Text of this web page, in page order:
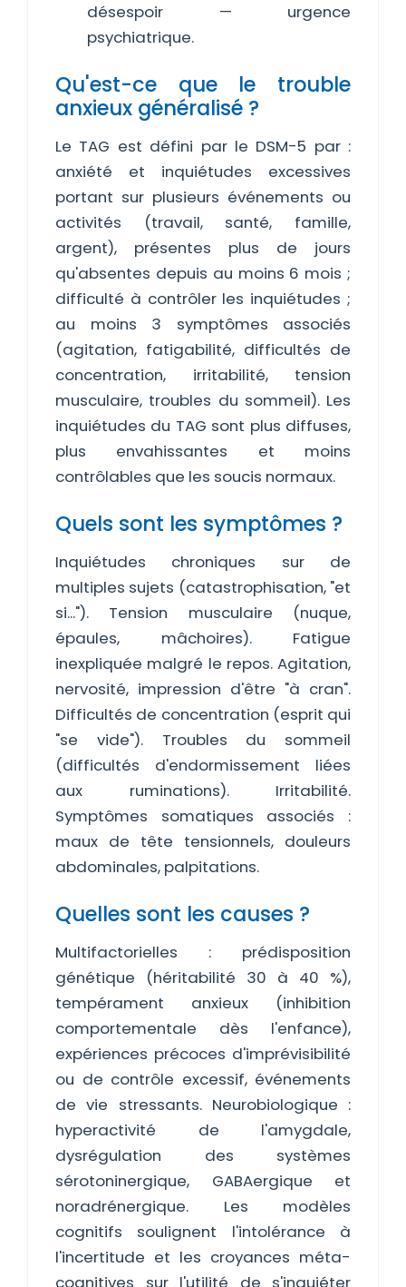
désespoir — urgence
psychiatrique.
Qu'est-ce que le trouble
anxieux généralisé ?
Le TAG est défini par le DSM-5 par :
anxiété et inquiétudes excessives
portant sur plusieurs événements ou
activités (travail, santé, famille,
argent), présentes plus de jours
qu'absentes depuis au moins 6 mois ;
difficulté à contrôler les inquiétudes ;
au moins 3 symptômes associés
(agitation, fatigabilité, difficultés de
concentration, irritabilité, tension
musculaire, troubles du sommeil). Les
inquiétudes du TAG sont plus diffuses,
plus envahissantes et moins
contrôlables que les soucis normaux.
Quels sont les symptômes ?
Inquiétudes chroniques sur de
multiples sujets (catastrophisation, "et
si..."). Tension musculaire (nuque,
épaules, mâchoires). Fatigue
inexpliquée malgré le repos. Agitation,
nervosité, impression d'être "à cran".
Difficultés de concentration (esprit qui
"se vide"). Troubles du sommeil
(difficultés d'endormissement liées
aux ruminations). Irritabilité.
Symptômes somatiques associés :
maux de tête tensionnels, douleurs
abdominales, palpitations.
Quelles sont les causes ?
Multifactorielles : prédisposition
génétique (héritabilité 30 à 40 %),
tempérament anxieux (inhibition
comportementale dès l'enfance),
expériences précoces d'imprévisibilité
ou de contrôle excessif, événements
de vie stressants. Neurobiologique :
hyperactivité de l'amygdale,
dysrégulation des systèmes
sérotoninergique, GABAergique et
noradrénergique. Les modèles
cognitifs soulignent l'intolérance à
l'incertitude et les croyances méta-
cognitives sur l'utilité de s'inquiéter